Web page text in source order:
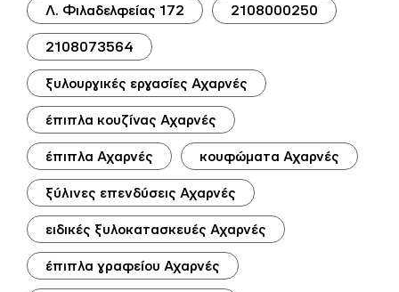
Λ. Φιλαδελφείας 172 2108000250
2108073564
ξυλουργικές εργασίες Αχαρνές
έπιπλα κουζίνας Αχαρνές
έπιπλα Αχαρνές κουφώματα Αχαρνές
ξύλινες επενδύσεις Αχαρνές
ειδικές ξυλοκατασκευές Αχαρνές
έπιπλα γραφείου Αχαρνές